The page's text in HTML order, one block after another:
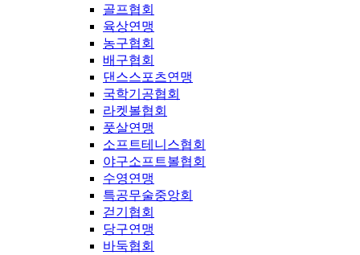
골프협회
육상연맹
농구협회
배구협회
댄스스포츠연맹
국학기공협회
라켓볼협회
풋살연맹
소프트테니스협회
야구소프트볼협회
수영연맹
특공무술중앙회
걷기협회
당구연맹
바둑협회